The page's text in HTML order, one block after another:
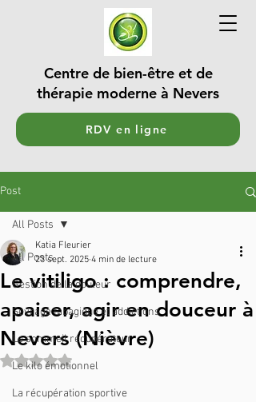
Centre de bien-être et de
thérapie moderne à Nevers
RDV en ligne
Post
All Posts
Gestion de la douleur
Sevrage tabagique et addictions
Le sommeil récupérateur
Le kilo émotionnel
La récupération sportive
All Posts
Le vitiligo : comprendre,
apaiser, agir en douceur à
Nevers (Nièvre)
Katia Fleurier
23 sept. 2025 4 min de lecture
Noté NaN étoiles sur 5.